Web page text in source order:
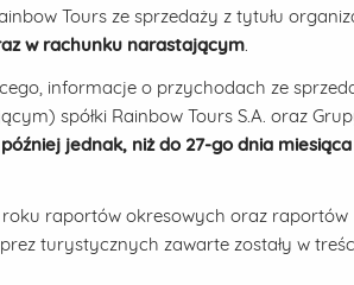
Tours ze sprzedaży z tytułu
w rachunku narastającym.
informacje o przychodach ze
spółki Rainbow Tours S.A. oraz
jednak, niż do 27-go dnia miesiąca
raportów okresowych oraz raportów
turystycznych zawarte zostały w